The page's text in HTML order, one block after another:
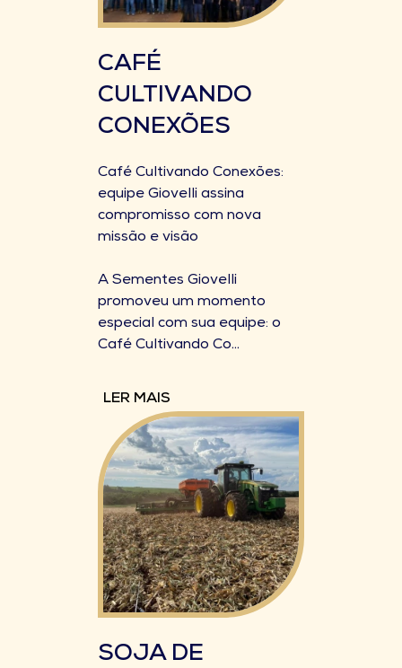
CAFÉ
CULTIVANDO
CONEXÕES
Café Cultivando Conexões:
equipe Giovelli assina
compromisso com nova
missão e visão
A Sementes Giovelli
promoveu um momento
especial com sua equipe: o
Café Cultivando Co...
LER MAIS
SOJA DE